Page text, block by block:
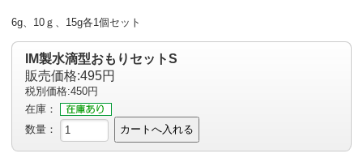
6g、10ｇ、15g各1個セット
IM製水滴型おもりセットS
販売価格:495円
税別価格:450円
在庫：
数量：
カートへ入れる